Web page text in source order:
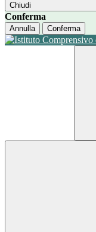
Chiudi
Conferma
Annulla Conferma